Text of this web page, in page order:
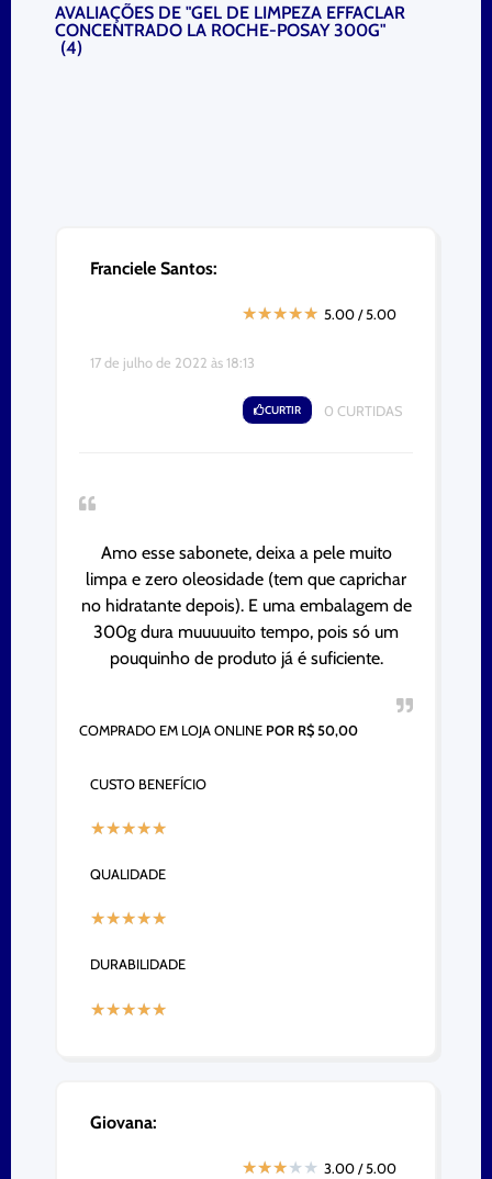
AVALIAÇÕES DE "GEL DE LIMPEZA EFFACLAR
CONCENTRADO LA ROCHE-POSAY 300G"
(4)
Franciele Santos:
★★★★★ 5.00 / 5.00
17 de julho de 2022 às 18:13
CURTIR 0 CURTIDAS
Amo esse sabonete, deixa a pele muito
limpa e zero oleosidade (tem que caprichar
no hidratante depois). E uma embalagem de
300g dura muuuuuito tempo, pois só um
pouquinho de produto já é suficiente.
COMPRADO EM LOJA ONLINE POR R$ 50,00
CUSTO BENEFÍCIO
★★★★★
QUALIDADE
★★★★★
DURABILIDADE
★★★★★
Giovana:
★★★★★ 3.00 / 5.00